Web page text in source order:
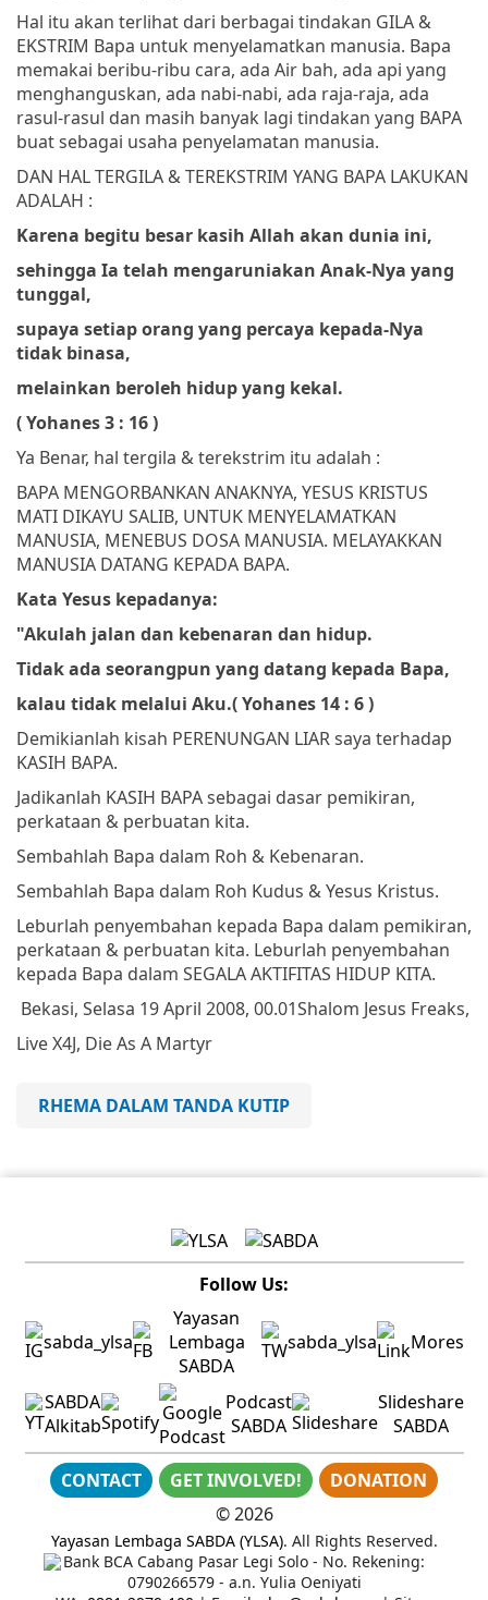
Hal itu akan terlihat dari berbagai tindakan GILA &
EKSTRIM Bapa untuk menyelamatkan manusia. Bapa
memakai beribu-ribu cara, ada Air bah, ada api yang
menghanguskan, ada nabi-nabi, ada raja-raja, ada
rasul-rasul dan masih banyak lagi tindakan yang BAPA
buat sebagai usaha penyelamatan manusia.
DAN HAL TERGILA & TEREKSTRIM YANG BAPA LAKUKAN
ADALAH :
Karena begitu besar kasih Allah akan dunia ini,
sehingga Ia telah mengaruniakan Anak-Nya yang
tunggal,
supaya setiap orang yang percaya kepada-Nya
tidak binasa,
melainkan beroleh hidup yang kekal.
( Yohanes 3 : 16 )
Ya Benar, hal tergila & terekstrim itu adalah :
BAPA MENGORBANKAN ANAKNYA, YESUS KRISTUS
MATI DIKAYU SALIB, UNTUK MENYELAMATKAN
MANUSIA, MENEBUS DOSA MANUSIA. MELAYAKKAN
MANUSIA DATANG KEPADA BAPA.
Kata Yesus kepadanya:
"Akulah jalan dan kebenaran dan hidup.
Tidak ada seorangpun yang datang kepada Bapa,
kalau tidak melalui Aku.(Yohanes 14 : 6 )
Demikianlah kisah PERENUNGAN LIAR saya terhadap
KASIH BAPA.
Jadikanlah KASIH BAPA sebagai dasar pemikiran,
perkataan & perbuatan kita.
Sembahlah Bapa dalam Roh & Kebenaran.
Sembahlah Bapa dalam Roh Kudus & Yesus Kristus.
Leburlah penyembahan kepada Bapa dalam pemikiran,
perkataan & perbuatan kita. Leburlah penyembahan
kepada Bapa dalam SEGALA AKTIFITAS HIDUP KITA.
Bekasi, Selasa 19 April 2008, 00.01Shalom Jesus Freaks,
Live X4J, Die As A Martyr
RHEMA DALAM TANDA KUTIP
Follow Us:
sabda_ylsa
Yayasan
Lembaga
SABDA
sabda_ylsa Mores
SABDA
Alkitab
Podcast
SABDA
Slideshare
SABDA
CONTACT GET INVOLVED!
DONATION
©2026
Yayasan Lembaga SABDA (YLSA). All Rights Reserved.
Bank BCA Cabang Pasar Legi Solo - No. Rekening:
0790266579 - a.n. Yulia Oeniyati